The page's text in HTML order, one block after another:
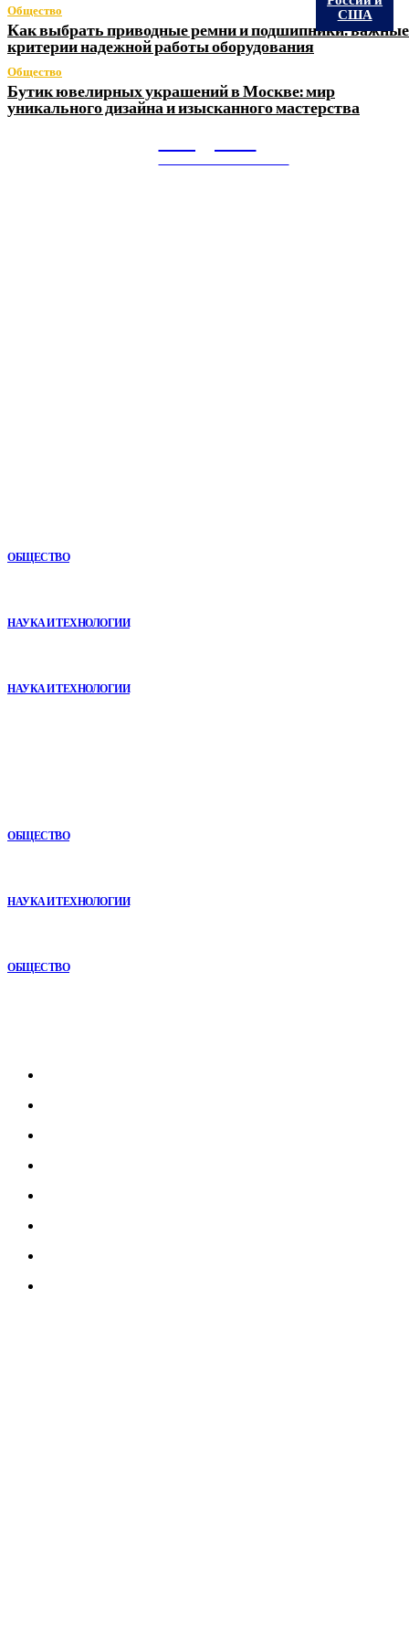
Общество
Как выбрать приводные ремни и подшипники: важные
критерии надежной работы оборудования
Общество
Бутик ювелирных украшений в Москве: мир
уникального дизайна и изысканного мастерства
США
ОБЩЕСТВО
НАУКА И ТЕХНОЛОГИИ
НАУКА И ТЕХНОЛОГИИ
ОБЩЕСТВО
НАУКА И ТЕХНОЛОГИИ
ОБЩЕСТВО